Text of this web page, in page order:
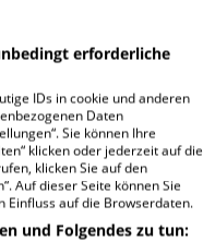
erforderliche
IDs in cookie und anderen
Daten
Sie können Ihre
klicken oder jederzeit auf die
klicken Sie auf den
Auf dieser Seite können Sie
Einfluss auf die Browserdaten.
und Folgendes zu tun: